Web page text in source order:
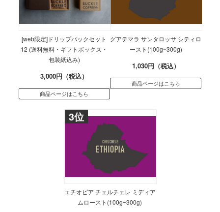
[web限定]ドリップパックセット
12 (送料無料・ギフトボックス・
包装紙込み)
3,000円（税込）
商品ページはこちら
グアテマラ サンタロッサ シティロ
ースト(100g~300g)
1,030円（税込）
商品ページはこちら
3位
エチオピア チェルチェレ ミディア
ムロースト(100g~300g)